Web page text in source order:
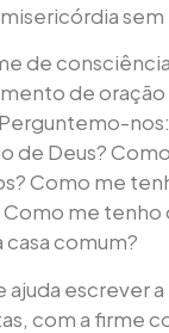
de
de oração
de Deus?
Como me
Como me
comum?
ajuda escrever
com a firme